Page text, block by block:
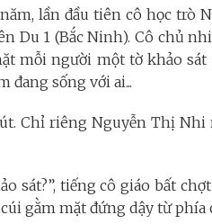
lần đầu tiên cô học trò
Du 1 (Bắc Ninh). Cô chủ
mỗi người một tờ khảo
đang sống với ai...
Chỉ riêng Nguyễn Thị
sát?”, tiếng cô giáo bất
gằm mặt đứng dậy từ phía